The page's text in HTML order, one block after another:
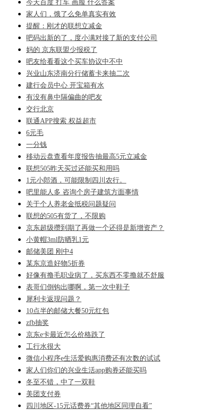
今天百度 打车 画脸 什么答案
家人们，饿了么免单真实有效
提醒：刚才的联想立减金
吧码出新的了，度小满对接了新的支付公司
妈的 京东联盟少报税了
吧友给看看这个买车协议中不中
兴业山东济南分行储蓄卡来抽二次
建行会员中心 开宝箱有水
有没有鼻中隔偏曲的吧友
交行北京
联通APP搜索 权益超市
6元毛
一分钱
移动云盘查看年度报告抽最高5元立减金
联想505昨天买过还能买和用吗
1元小郎酒，可能限制四川农行。
吧里能人多 咨询个房子建筑方面事情
关于个人养老金抵税问题疑问
联想的505有货了，不限购
京东超级攒到期了再做一个还得是新增资产？
小黄帽3ml防晒乳1元
邮储美团 刚中4
某东京造好物5折券
好像有撸毛职业病了，买东西不零撸就不舒服
表哥们倒钩出哪啊，第一次中鞋子
犀利卡返现问题？
10点半的邮储大餐50元红包
zfb抽奖
京东e卡最近怎么价格跌了
工行水很大
微信小程序e生活爱购惠消费还有次数的试试
家人们你们的兴业生活app购券还能买吗
冬至不错，中了一双鞋
美团支付券
四川地区-15元话费券“其他地区同理自看”